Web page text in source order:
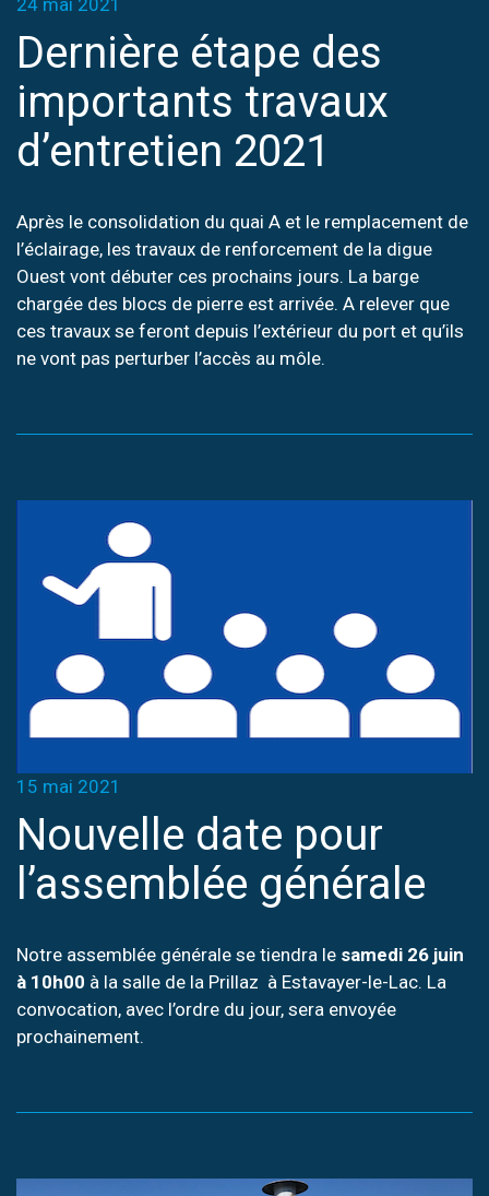
24 mai 2021
Dernière étape des
importants travaux
d’entretien 2021
Après le consolidation du quai A et le remplacement de
l’éclairage, les travaux de renforcement de la digue
Ouest vont débuter ces prochains jours. La barge
chargée des blocs de pierre est arrivée. A relever que
ces travaux se feront depuis l’extérieur du port et qu’ils
ne vont pas perturber l’accès au môle.
15 mai 2021
Nouvelle date pour
l’assemblée générale
Notre assemblée générale se tiendra le samedi 26 juin
à 10h00 à la salle de la Prillaz à Estavayer-le-Lac. La
convocation, avec l’ordre du jour, sera envoyée
prochainement.